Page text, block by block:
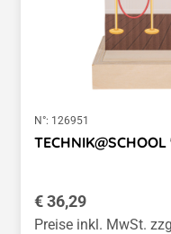
N°: 126951
Regulärer Preis:
€ 36,29
Preise inkl. MwSt.